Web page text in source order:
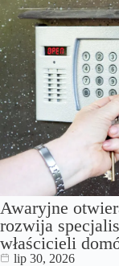
Awaryjne
rozwija
właścicieli
lip 30, 2026